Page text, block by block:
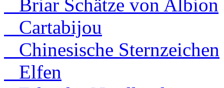
Briar Schätze von Albion
Cartabijou
Chinesische Sternzeichen
Elfen